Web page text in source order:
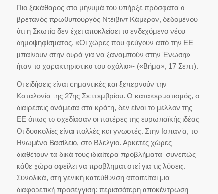
Πιο ξεκάθαρος στο μήνυμά του υπήρξε πρόσφατα ο
βρετανός πρωθυπουργός Ντέιβιντ Κάμερον, δεδομένου
ότι η Σκωτία δεν έχει αποκλείσει το ενδεχόμενο νέου
δημοψηφίσματος. «Οι χώρες που φεύγουν από την ΕΕ
μπαίνουν στην ουρά για να ξαναμπούν στην Ένωση»
ήταν το χαρακτηριστικό του σχόλιο»- («Βήμα», 17 Σεπτ).
Οι ειδήσεις είναι σημαντικές και ξεπερνούν την
Καταλονία της 27ης Σεπτεμβρίου. Ο κατακερματισμός, οι
διαιρέσεις ανάμεσα στα κράτη, δεν είναι το μέλλον της
ΕΕ όπως το σχεδίασαν οι πατέρες της ευρωπαϊκής ιδέας.
Οι δυσκολίες είναι πολλές και γνωστές. Στην Ισπανία, το
Ηνωμένο Βασίλειο, στο Βλελγιο. Αρκετές χώρες
διαθέτουν τα δικά τους ιδιαίτερα προβλήματα, συνεπώς
κάθε χώρα οφείλει να προβληματιστεί για τις λύσεις.
Συνολικά, στη γενική κατεύθυνση απαιτείται μια
διαφορετική προσέγγιση: περισσότερη αποκέντρωση